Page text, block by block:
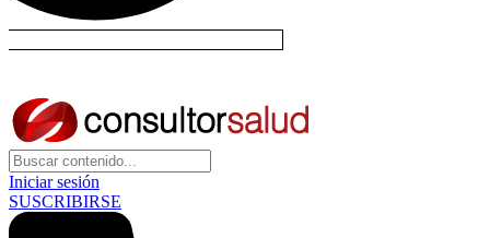
Iniciar sesión
SUSCRIBIRSE